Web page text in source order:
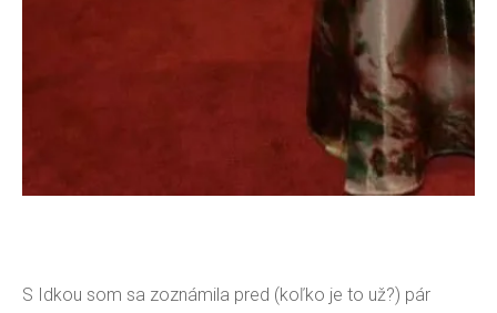
S Idkou som sa zoznámila pred (koľko je to už?) pár